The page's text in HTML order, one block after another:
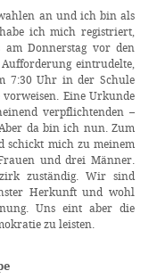
an und ich bin als
ich mich registriert,
Donnerstag vor den
eintrudelte,
7:30 Uhr in der Schule
Eine Urkunde
verpflichtenden –
da bin ich nun. Zum
schickt mich zu meinem
und drei Männer.
zuständig. Wir sind
Herkunft und wohl
Uns eint aber die
zu leisten.